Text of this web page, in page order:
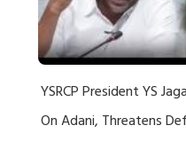
YSRCP President YS
On Adani, Threatens